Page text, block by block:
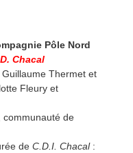
Pôle Nord
Chacal
Thermet et
Fleury et
communauté de
de C.D.I. Chacal: